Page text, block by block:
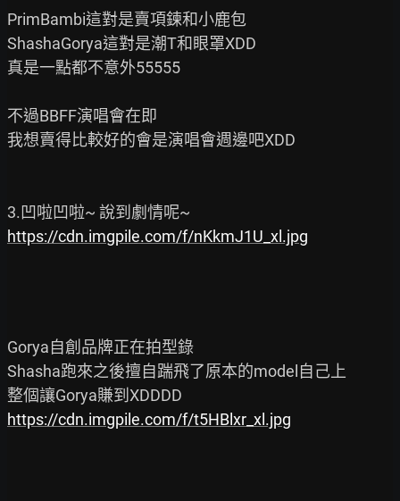
PrimBambi這對是賣項鍊和小鹿包
ShashaGorya這對是潮T和眼罩XDD
真是一點都不意外55555
不過BBFF演唱會在即
我想賣得比較好的會是演唱會週邊吧XDD
https://cdn.imgpile.com/f/nKkmJ1U_xl.jpg
Gorya自創品牌正在拍型錄
Shasha跑來之後擅自踹飛了原本的model自己上
https://cdn.imgpile.com/f/t5HBlxr_xl.jpg